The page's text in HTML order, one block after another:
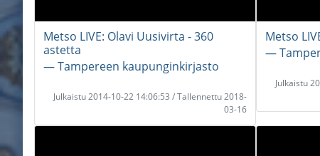
Metso LIVE: Olavi Uusivirta - 360
astetta
― Tampereen kaupunginkirjasto
Julkaistu 2014-10-22 14:06:53 / Tallennettu 2018-
03-16
Metso
―
Julkaistu